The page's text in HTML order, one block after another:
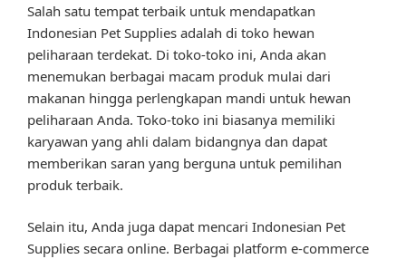
Salah satu tempat terbaik untuk mendapatkan
Indonesian Pet Supplies adalah di toko hewan
peliharaan terdekat. Di toko-toko ini, Anda akan
menemukan berbagai macam produk mulai dari
makanan hingga perlengkapan mandi untuk hewan
peliharaan Anda. Toko-toko ini biasanya memiliki
karyawan yang ahli dalam bidangnya dan dapat
memberikan saran yang berguna untuk pemilihan
produk terbaik.
Selain itu, Anda juga dapat mencari Indonesian Pet
Supplies secara online. Berbagai platform e-commerce